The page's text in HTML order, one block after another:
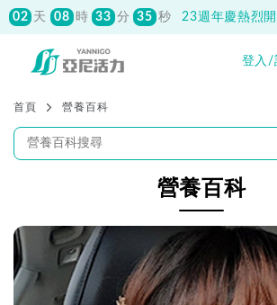
02 天 08 時 33 分 52 秒 23週年慶熱烈
先付款滿800元免運！註冊會員最高獲
登入/
首頁 營養百科
營養百科